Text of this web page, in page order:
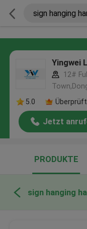
Yingwei
12#
5.0
Jetzt
PRODUKTE
sign hanging